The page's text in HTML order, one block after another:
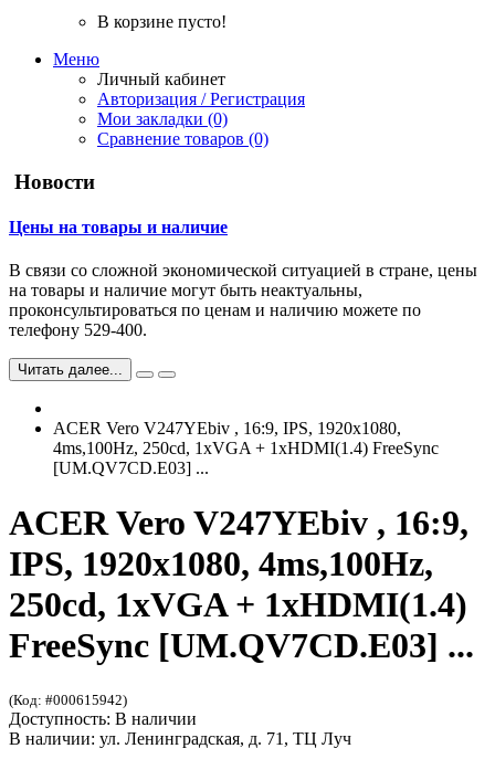
В корзине пусто!
Меню
Личный кабинет
Авторизация / Регистрация
Мои закладки (0)
Сравнение товаров (0)
Новости
Цены на товары и наличие
В связи со сложной экономической ситуацией в стране, цены
на товары и наличие могут быть неактуальны,
проконсультироваться по ценам и наличию можете по
телефону 529-400.
Читать далее...
ACER Vero V247YEbiv , 16:9, IPS, 1920x1080,
4ms,100Hz, 250cd, 1xVGA + 1xHDMI(1.4) FreeSync
[UM.QV7CD.E03] ...
ACER Vero V247YEbiv , 16:9,
IPS, 1920x1080, 4ms,100Hz,
250cd, 1xVGA + 1xHDMI(1.4)
FreeSync [UM.QV7CD.E03] ...
(Код: #000615942)
Доступность: В наличии
В наличии: ул. Ленинградская, д. 71, ТЦ Луч